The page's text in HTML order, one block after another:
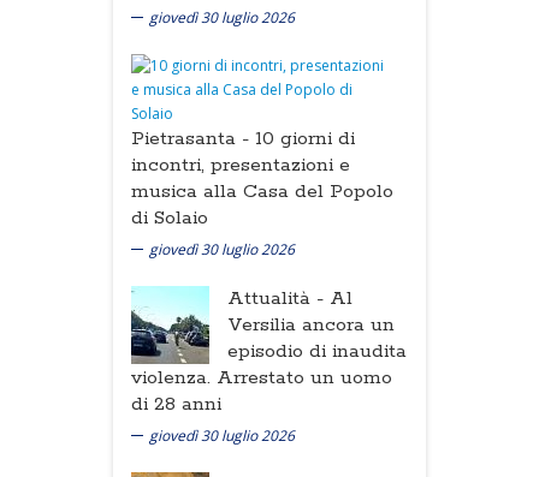
giovedì 30 luglio 2026
Pietrasanta - 10 giorni di
incontri, presentazioni e
musica alla Casa del Popolo
di Solaio
giovedì 30 luglio 2026
Attualità - Al
Versilia ancora un
episodio di inaudita
violenza. Arrestato un uomo
di 28 anni
giovedì 30 luglio 2026